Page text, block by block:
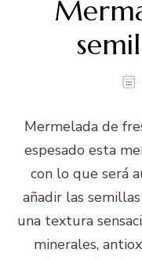
Mermelada de
espesado esta
con lo que será
añadir las
una textura
minerales,